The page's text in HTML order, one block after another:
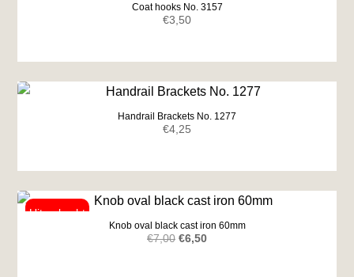
Coat hooks No. 3157
€3,50
Handrail Brackets No. 1277
€4,25
Knob oval black cast iron 60mm
€7,00 Original
€6,50Current